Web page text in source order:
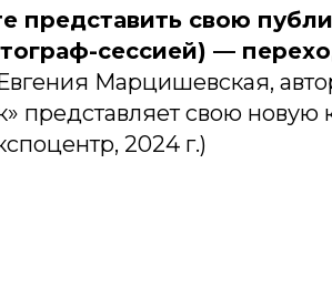
представить свою
сессией) —
Марцишевская,
представляет свою новую
2024 г.)